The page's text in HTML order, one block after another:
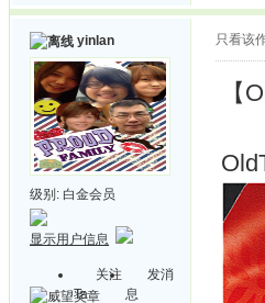
yinlan
级别: 白金会员
显示用户信息
关注
Ta
发消
息
只看该
【